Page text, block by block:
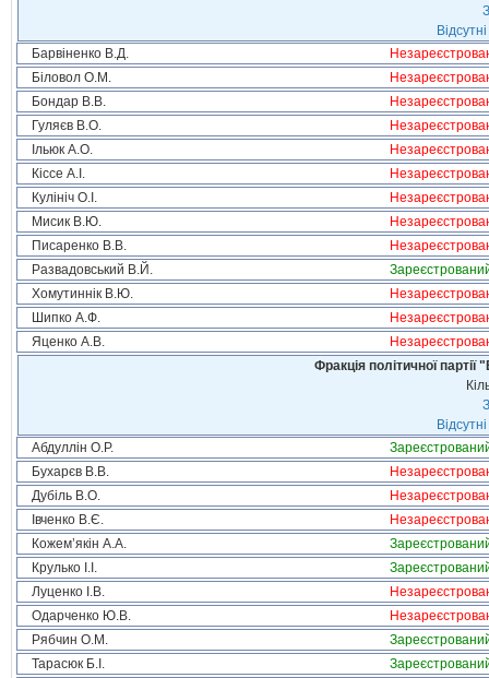
Барвіненко В.Д.
Біловол О.М.
Бондар В.В.
Гуляєв В.О.
Ільюк А.О.
Кіссе А.І.
Кулініч О.І.
Мисик В.Ю.
Писаренко В.В.
Развадовський В.Й.
Хомутиннік В.Ю.
Шипко А.Ф.
Яценко А.В.
Фракція політичної
Абдуллін О.Р.
Бухарєв В.В.
Дубіль В.О.
Івченко В.Є.
Кожем’якін А.А.
Крулько І.І.
Луценко І.В.
Одарченко Ю.В.
Рябчин О.М.
Тарасюк Б.І.